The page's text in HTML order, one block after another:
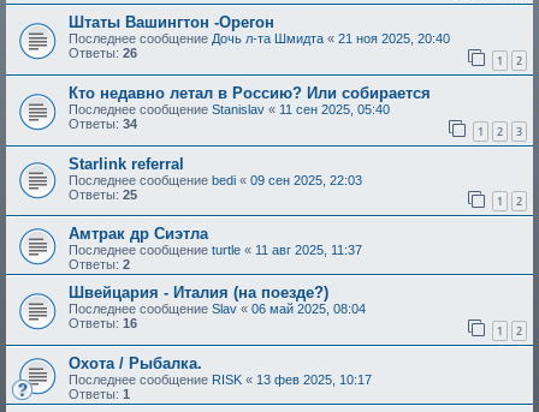
Штаты Вашингтон -Орегон
Последнее сообщение Дочь л-та Шмидта « 21 ноя 2025, 20:40
Ответы: 26 1 2
Кто недавно летал в Россию? Или собирается
Последнее сообщение Stanislav « 11 сен 2025, 05:40
Ответы: 34 1 2 3
Starlink referral
Последнее сообщение bedi « 09 сен 2025, 22:03
Ответы: 25 1 2
Амтрак др Сиэтла
Последнее сообщение turtle « 11 авг 2025, 11:37
Ответы: 2
Швейцария - Италия (на поезде?)
Последнее сообщение Slav « 06 май 2025, 08:04
Ответы: 16 1 2
Охота / Рыбалка.
Последнее сообщение RISK « 13 фев 2025, 10:17
Ответы: 1